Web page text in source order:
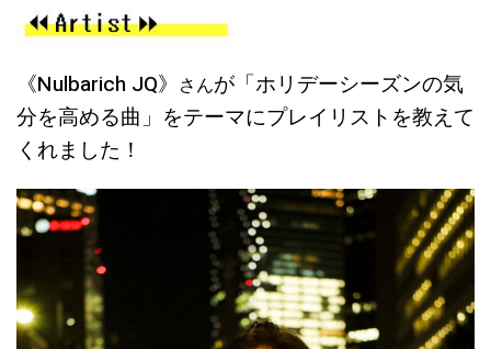
《Nulbarich JQ》 さんが「ホリデーシーズンの気
分を高める曲」をテーマにプレイリストを教えて
くれました！